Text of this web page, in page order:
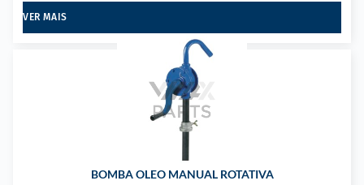
VER MAIS
BOMBA OLEO MANUAL ROTATIVA